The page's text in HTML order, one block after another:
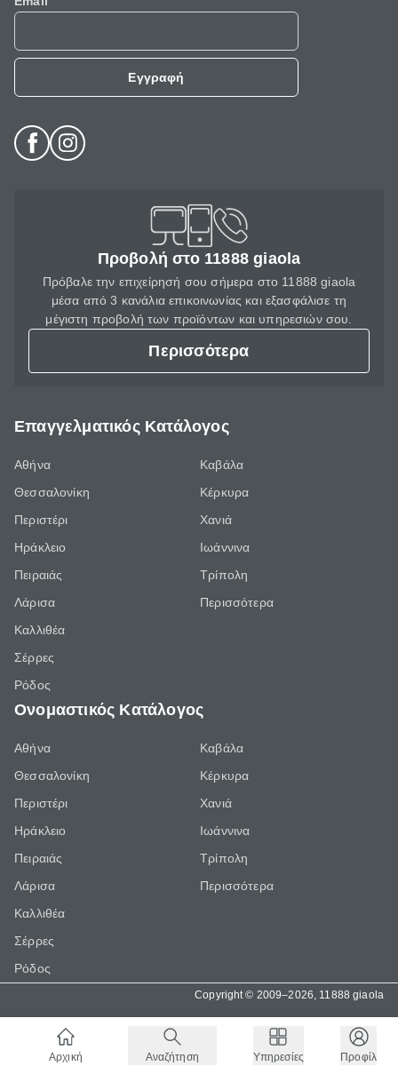
Εγγραφή
Προβολή στο 11888 giaola
Πρόβαλε την επιχείρησή σου σήμερα στο 11888 giaola
μέσα από 3 κανάλια επικοινωνίας και εξασφάλισε τη
μέγιστη προβολή των προϊόντων και υπηρεσιών σου.
Περισσότερα
Επαγγελματικός Κατάλογος
Αθήνα
Θεσσαλονίκη
Περιστέρι
Ηράκλειο
Πειραιάς
Λάρισα
Καλλιθέα
Σέρρες
Ρόδος
Καβάλα
Κέρκυρα
Χανιά
Ιωάννινα
Τρίπολη
Περισσότερα
Ονομαστικός Κατάλογος
Αθήνα
Θεσσαλονίκη
Περιστέρι
Ηράκλειο
Πειραιάς
Λάρισα
Καλλιθέα
Σέρρες
Ρόδος
Καβάλα
Κέρκυρα
Χανιά
Ιωάννινα
Τρίπολη
Περισσότερα
Copyright © 2009–2026, 11888 giaola
Αρχική Αναζήτηση Υπηρεσίες Προφίλ